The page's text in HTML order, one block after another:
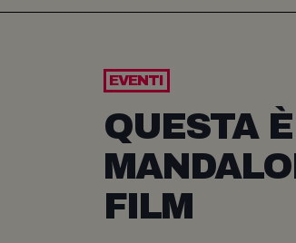
EVENTI
QUESTA
FILM